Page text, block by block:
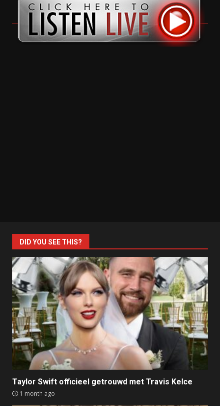
DID YOU SEE THIS?
Taylor Swift officieel getrouwd met Travis Kelce
1 month ago